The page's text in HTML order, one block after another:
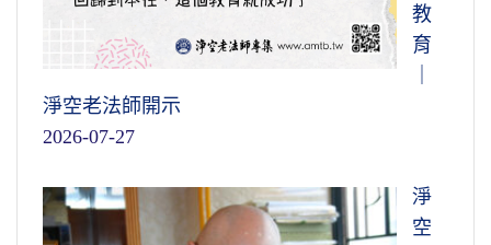
教
育
淨空老法師開示
2026-07-27
淨
空